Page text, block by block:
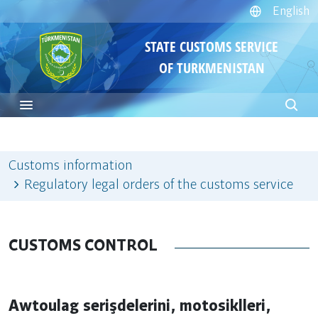
English
STATE CUSTOMS SERVICE
OF TURKMENISTAN
Customs information
Regulatory legal orders of the customs service
CUSTOMS CONTROL
Awtoulag serişdelerini, motosiklleri,